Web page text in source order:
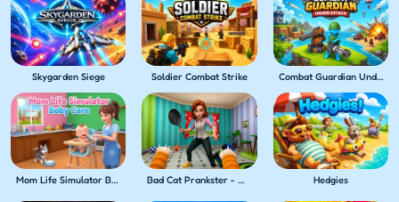
Skygarden Siege Soldier Combat Strike Combat Guardian Under Attack
Mom Life Simulator Baby Care Bad Cat Prankster - Mom's Return Hedgies